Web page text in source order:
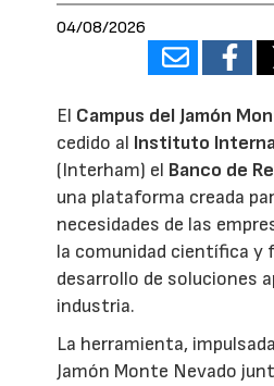
04/08/2026
El Campus del Jamón
cedido al Instituto
(Interham) el Banco de
una plataforma creada
necesidades de las
la comunidad científica y
desarrollo de soluciones
industria.
La herramienta,
Jamón Monte Nevado